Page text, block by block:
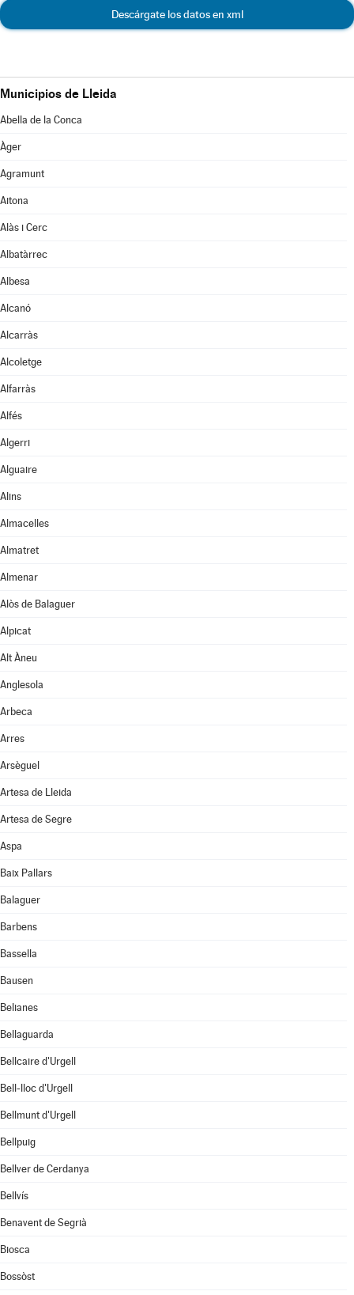
Descárgate los datos en xml
Municipios de Lleida
Abella de la Conca
Àger
Agramunt
Aitona
Alàs i Cerc
Albatàrrec
Albesa
Alcanó
Alcarràs
Alcoletge
Alfarràs
Alfés
Algerri
Alguaire
Alins
Almacelles
Almatret
Almenar
Alòs de Balaguer
Alpicat
Alt Àneu
Anglesola
Arbeca
Arres
Arsèguel
Artesa de Lleida
Artesa de Segre
Aspa
Baix Pallars
Balaguer
Barbens
Bassella
Bausen
Belianes
Bellaguarda
Bellcaire d'Urgell
Bell-lloc d'Urgell
Bellmunt d'Urgell
Bellpuig
Bellver de Cerdanya
Bellvís
Benavent de Segrià
Biosca
Bossòst